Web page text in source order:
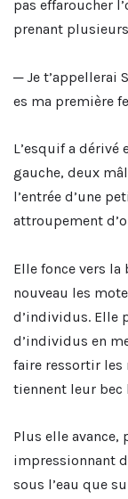
pas effaroucher
prenant
─ Je t’appellerai
es ma première
L’esquif a dérivé
gauche, deux
l’entrée d’une
attroupement
Elle fonce vers la
nouveau les
d’individus. Elle
d’individus en
faire ressortir les
tiennent leur bec
Plus elle avance,
impressionnant
sous l’eau que